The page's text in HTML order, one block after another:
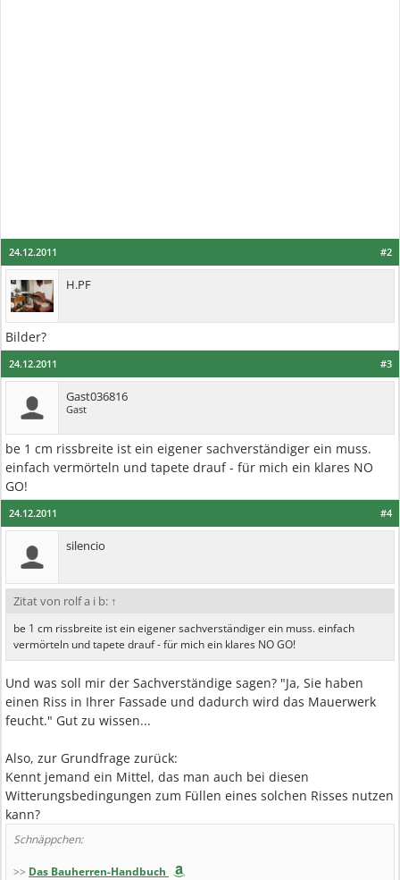
#2
24.12.2011
H.PF
Bilder?
#3
24.12.2011
Gast036816
Gast
be 1 cm rissbreite ist ein eigener sachverständiger ein muss.
einfach vermörteln und tapete drauf - für mich ein klares NO
GO!
#4
24.12.2011
silencio
Zitat von rolf a i b: ↑
be 1 cm rissbreite ist ein eigener sachverständiger ein muss. einfach
vermörteln und tapete drauf - für mich ein klares NO GO!
Und was soll mir der Sachverständige sagen? "Ja, Sie haben
einen Riss in Ihrer Fassade und dadurch wird das Mauerwerk
feucht." Gut zu wissen...
Also, zur Grundfrage zurück:
Kennt jemand ein Mittel, das man auch bei diesen
Witterungsbedingungen zum Füllen eines solchen Risses nutzen
kann?
Schnäppchen:
>> Das Bauherren-Handbuch